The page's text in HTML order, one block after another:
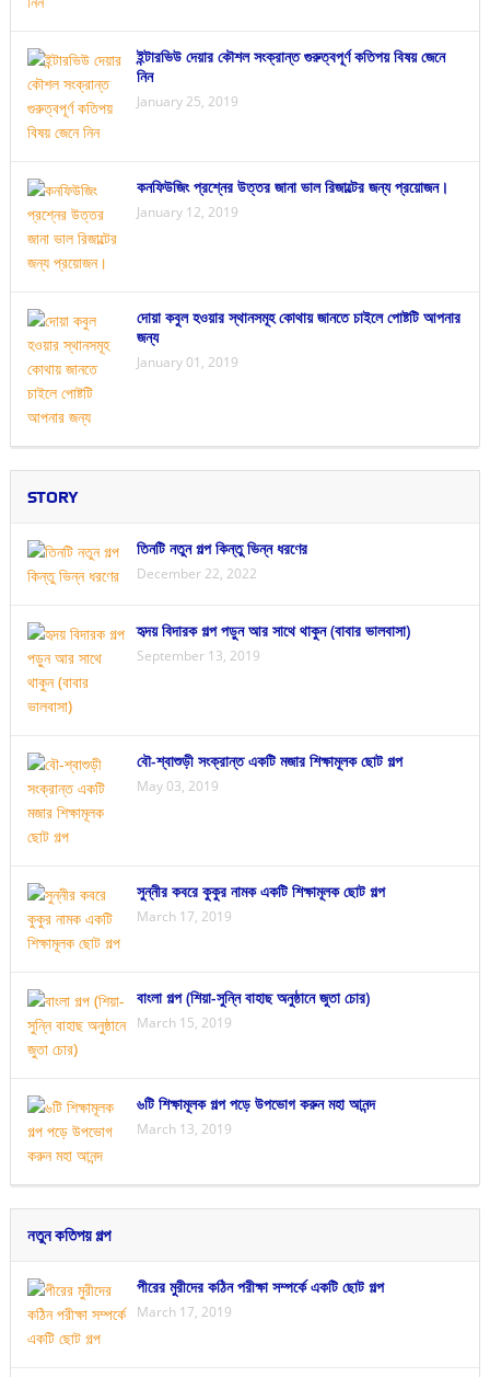
ইন্টারভিউ দেয়ার কৌশল সংক্রান্ত গুরুত্বপূর্ণ কতিপয় বিষয় জেনে
নিন
January 25, 2019
কনফিউজিং প্রশ্নের উত্তর জানা ভাল রিজাল্টের জন্য প্রয়োজন।
January 12, 2019
দোয়া কবুল হওয়ার স্থানসমূহ কোথায় জানতে চাইলে পোষ্টটি আপনার
জন্য
January 01, 2019
STORY
তিনটি নতুন গল্প কিন্তু ভিন্ন ধরণের
December 22, 2022
হৃদয় বিদারক গল্প পড়ুন আর সাথে থাকুন (বাবার ভালবাসা)
September 13, 2019
বৌ-শ্বাশুড়ী সংক্রান্ত একটি মজার শিক্ষামূলক ছোট গল্প
May 03, 2019
সুন্নীর কবরে কুকুর নামক একটি শিক্ষামূলক ছোট গল্প
March 17, 2019
বাংলা গল্প (শিয়া-সুন্নি বাহাছ অনুষ্ঠানে জুতা চোর)
March 15, 2019
৬টি শিক্ষামূলক গল্প পড়ে উপভোগ করুন মহা আনন্দ
March 13, 2019
নতুন কতিপয় গল্প
পীরের মুরীদের কঠিন পরীক্ষা সম্পর্কে একটি ছোট গল্প
March 17, 2019